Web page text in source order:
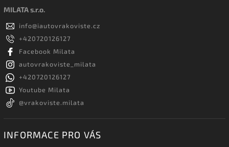
MILATA s.r.o.
info@iautovrakoviste.cz
+420720126127
Facebook Milata
autovrakoviste_milata
+420720126127
Youtube Milata
@vrakoviste.milata
INFORMACE PRO VÁS